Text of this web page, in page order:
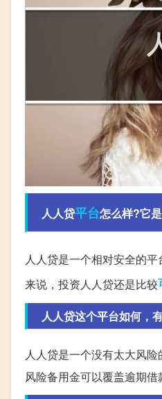
人人贷平台怎么样?它
人人贷是一个相对安全的平
来说，投资人人贷还是比较
人人贷这个平台如何，
人人贷是一个没有太大风
风险备用金可以覆盖逾期借